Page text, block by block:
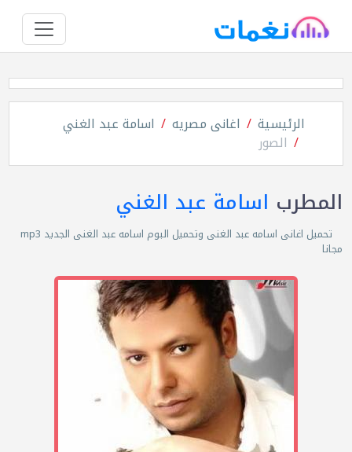
الرئيسية اغانى مصريه اسامة عبد الغني
الصور
المطرب اسامة عبد الغني
تحميل اغانى اسامه عبد الغنى وتحميل البوم اسامه عبد الغنى الجديد mp3
مجانا